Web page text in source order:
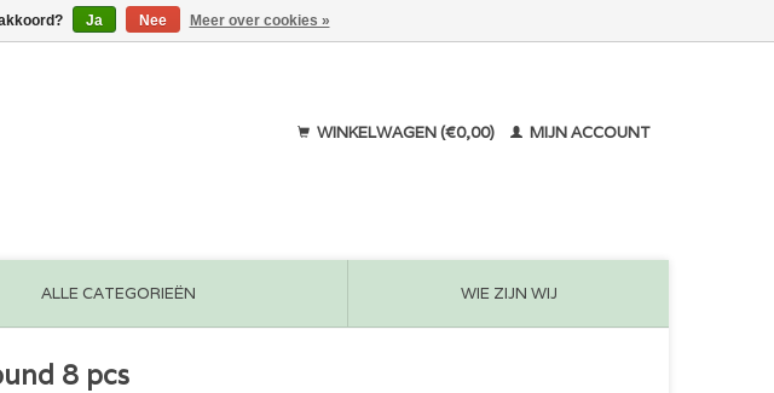
WINKELWAGEN (€0,00) MIJN ACCOUNT
ALLE CATEGORIEËN WIE ZIJN WIJ
8 pcs
Ja Nee Meer over cookies »